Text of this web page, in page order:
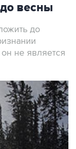
весны
до
не является